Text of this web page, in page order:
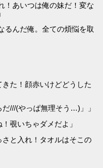
！あいつは俺の妹だ！変な
るんだ俺。全ての煩悩を取
た！顔赤いけどどうした
///(やっぱ無理そう…)」」
覗いちゃダメだよ」
と入れ！タオルはそこの